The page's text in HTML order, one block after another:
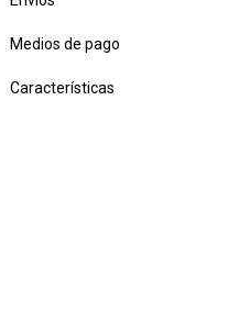
Medios de pago
Características